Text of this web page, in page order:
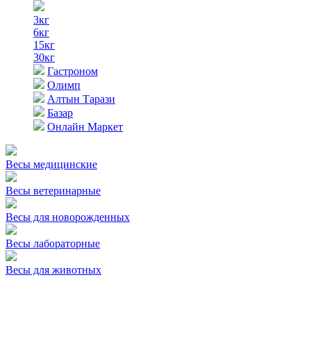
3кг
6кг
15кг
30кг
Гастроном
Олимп
Алтын Тарази
Базар
Онлайн Маркет
Весы медицинские
Весы ветеринарные
Весы для новорожденных
Весы лабораторные
Весы для животных